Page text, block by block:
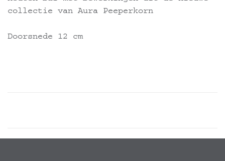
collectie van Aura Peeperkorn
Doorsnede 12 cm